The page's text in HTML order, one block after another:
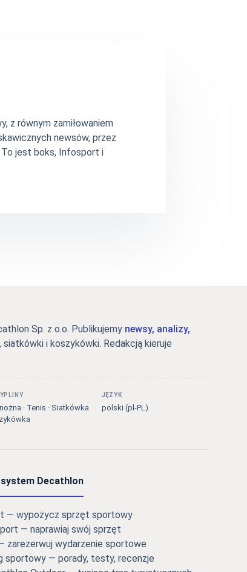
z równym zamiłowaniem
newsów, przez
To jest boks, Infosport i
Sp. z o.o. Publikujemy newsy, analizy,
i koszykówki. Redakcją kieruje
· Tenis · Siatkówka
JĘZYK
polski (pl-PL)
Decathlon
— wypożycz sprzęt sportowy
— naprawiaj swój sprzęt
zarezerwuj wydarzenie sportowe
sportowy — porady, testy, recenzje